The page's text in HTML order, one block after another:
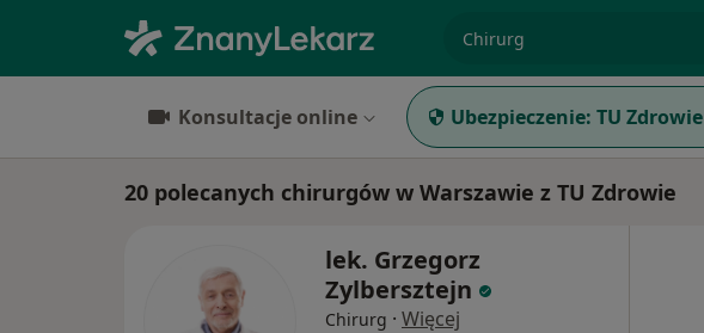
Konsultacje online Ubezpieczenie: TU Zdrowie
20 polecanych chirurgów w Warszawie z TU Zdrowie
lek. Grzegorz
Zylbersztejn
Chirurg · Więcej